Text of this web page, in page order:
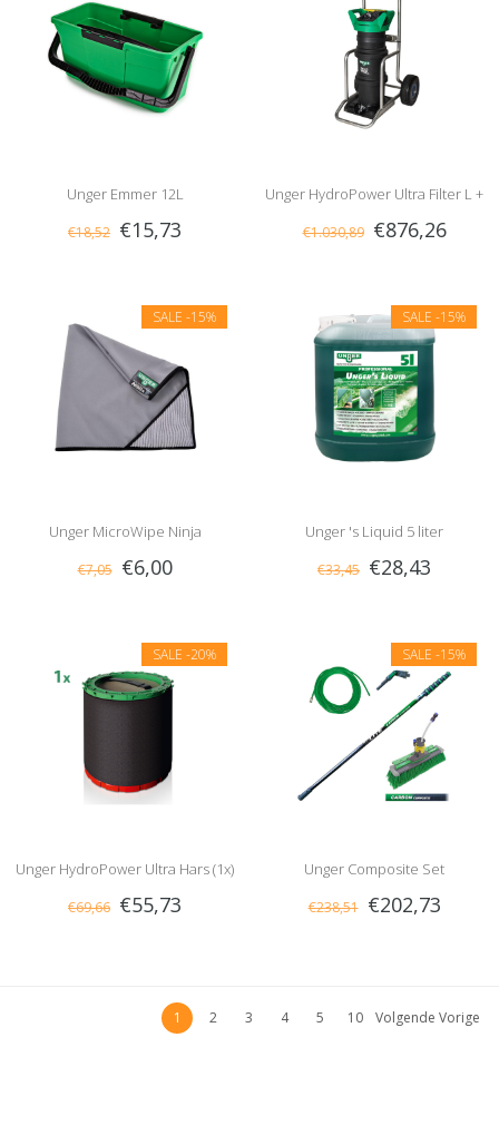
Unger Emmer 12L
€18,52 €15,73
Unger HydroPower Ultra Filter L +
Steekkar
€1.030,89 €876,26
SALE -15%
Unger MicroWipe Ninja
€7,05 €6,00
SALE -15%
Unger 's Liquid 5 liter
€33,45 €28,43
SALE -20%
Unger HydroPower Ultra Hars (1x)
€69,66 €55,73
SALE -15%
Unger Composite Set
€238,51 €202,73
1 2 3 4 5 10 Volgende Vorige